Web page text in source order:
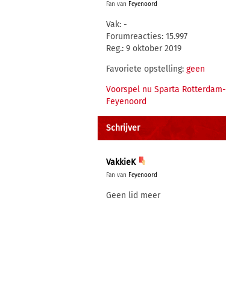
Fan van Feyenoord
Vak: -
Forumreacties: 15.997
Reg.: 9 oktober 2019
Favoriete opstelling: geen
Voorspel nu Sparta Rotterdam-
Feyenoord
Schrijver
VakkieK
Fan van Feyenoord
Geen lid meer